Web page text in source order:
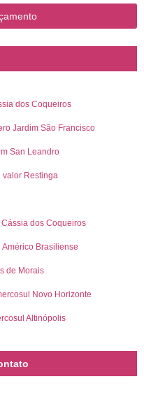
dos Coqueiros
Jardim São Francisco
San Leandro
valor Restinga
dos Coqueiros
Brasiliense
de Morais
Novo Horizonte
Altinópolis